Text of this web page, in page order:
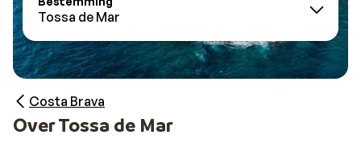
Tossa de Mar
Costa Brava
Over Tossa de Mar